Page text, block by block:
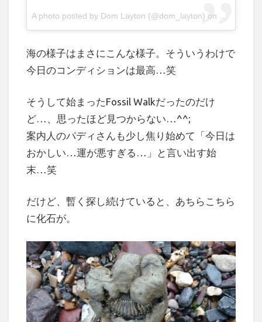
海の様子はまさにこんな様子。そういうわけで
今日のコンディションは最高…笑
そうして始まったFossil Walkだったのだけ
ど…、思ったほど見つからない…^^;
案内人のパディさんも少し焦り始めて「今日は
おかしい…運が悪すぎる…」と言い出す始
末…笑
だけど、暫く探し続けていると、あちらこちら
に化石が。